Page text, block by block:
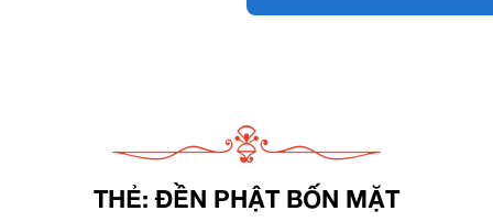
THẺ: ĐỀN PHẬT BỐN MẶT